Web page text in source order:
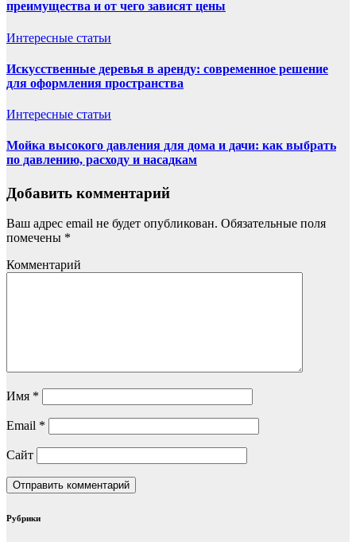
преимущества и от чего зависят цены
Интересные статьи
Искусственные деревья в аренду: современное решение
для оформления пространства
Интересные статьи
Мойка высокого давления для дома и дачи: как выбрать
по давлению, расходу и насадкам
Добавить комментарий
Ваш адрес email не будет опубликован. Обязательные поля
помечены *
Комментарий
Имя *
Email *
Сайт
Рубрики